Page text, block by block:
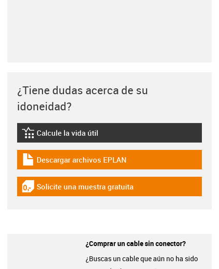
¿Tiene dudas acerca de su
idoneidad?
igus-icon-lebensdauerrechner
Calcule la vida útil
igus-icon-download-plan
Descargar archivos EPLAN
igus-icon-gratismuster
Solicite una muestra gratuita
¿Comprar un cable sin conector?
¿Buscas un cable que aún no ha sido